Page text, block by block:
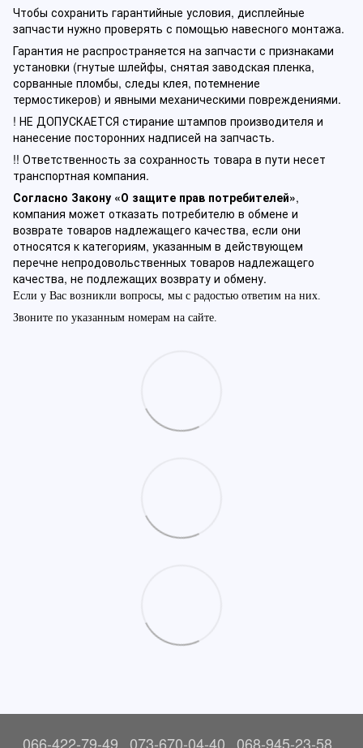
Чтобы сохранить гарантийные условия, дисплейные
запчасти нужно проверять с помощью навесного монтажа.
Гарантия не распространяется на запчасти с признаками
установки (гнутые шлейфы, снятая заводская пленка,
сорванные пломбы, следы клея, потемнение
термостикеров) и явными механическими повреждениями.
! НЕ ДОПУСКАЕТСЯ стирание штампов производителя и
нанесение посторонних надписей на запчасть.
!! Ответственность за сохранность товара в пути несет
транспортная компания.
Согласно Закону «О защите прав потребителей»,
компания может отказать потребителю в обмене и
возврате товаров надлежащего качества, если они
относятся к категориям, указанным в действующем
перечне непродовольственных товаров надлежащего
качества, не подлежащих возврату и обмену.
Если у Вас возникли вопросы, мы с радостью ответим на них.
Звоните по указанным номерам на сайте.
066-422-79-49 073-670-04-40 068-945-23-58